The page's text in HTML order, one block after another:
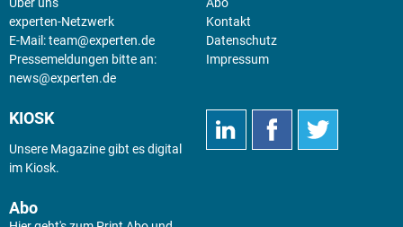
experten-Netzwerk
E-Mail:team@experten.de
Pressemeldungen bitte an:
news@experten.de
Kontakt
Datenschutz
Impressum
KIOSK
Unsere Magazine gibt es digital
im Kiosk.
Abo